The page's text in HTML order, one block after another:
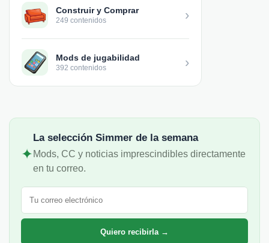
Construir y Comprar
249 contenidos ›
Mods de jugabilidad
392 contenidos ›
✦
La selección Simmer de la semana
Mods, CC y noticias imprescindibles directamente
en tu correo.
Correo electrónico
Quiero recibirla →